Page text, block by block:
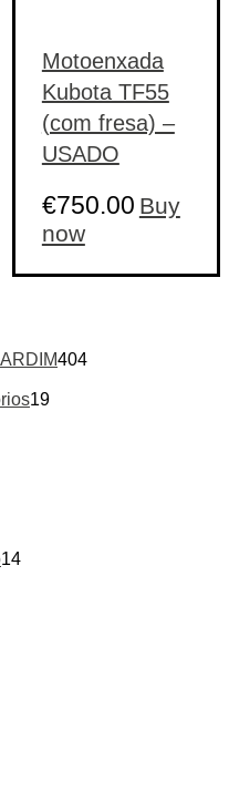
Motoenxada
Kubota TF55
(com fresa) –
USADO
€750.00 Buy
now
404
19
14